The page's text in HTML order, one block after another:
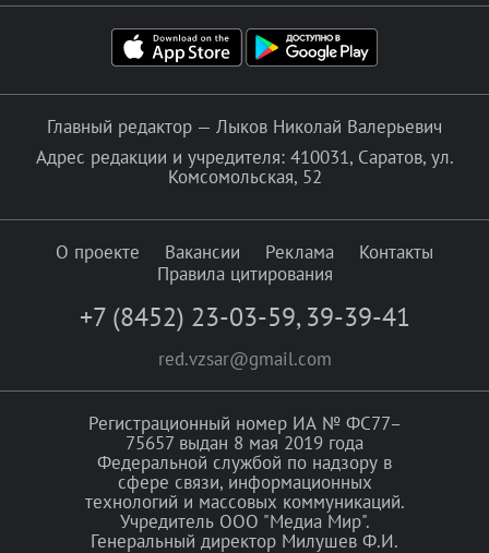
Главный редактор — Лыков Николай Валерьевич
Адрес редакции и учредителя: 410031, Саратов, ул.
Комсомольская, 52
О проекте Вакансии Реклама
Контакты
Правила цитирования
+7 (8452) 23-03-59, 39-39-41
red.vzsar@gmail.com
Регистрационный номер ИА № ФС77–
75657 выдан 8 мая 2019 года
Федеральной службой по надзору в
сфере связи, информационных
технологий и массовых коммуникаций.
Учредитель ООО "Медиа Мир".
Генеральный директор Милушев Ф.И.